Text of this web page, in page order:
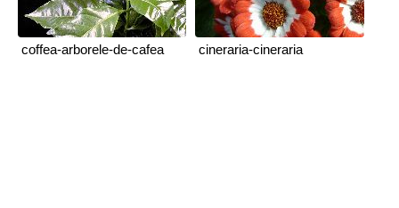
coffea-arborele-de-cafea cineraria-cineraria